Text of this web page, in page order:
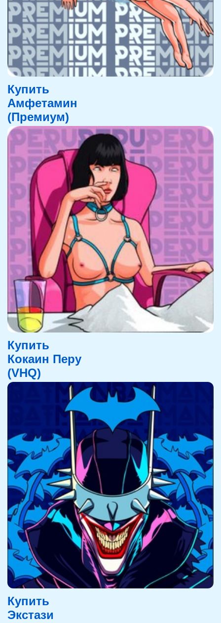
Купить
Амфетамин
(Премиум)
Купить
Кокаин Перу
(VHQ)
Купить
Экстази